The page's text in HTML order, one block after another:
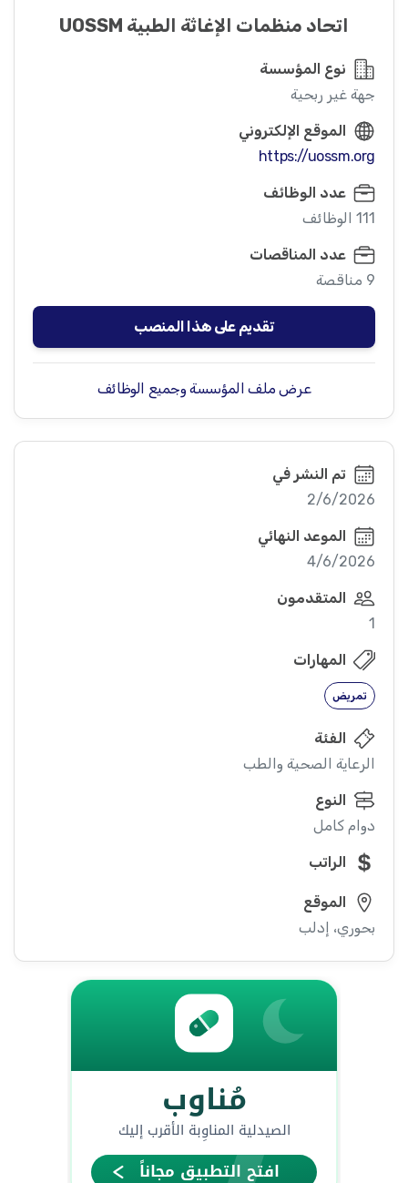
اتحاد منظمات الإغاثة الطبية UOSSM
نوع المؤسسة
جهة غير ربحية
الموقع الإلكتروني
https://uossm.org
عدد الوظائف
111 الوظائف
عدد المناقصات
9 مناقصة
تقديم على هذا المنصب
عرض ملف المؤسسة وجميع الوظائف
تم النشر في
2/6/2026
الموعد النهائي
4/6/2026
المتقدمون
1
المهارات
تمريض
الفئة
الرعاية الصحية والطب
النوع
دوام كامل
الراتب
الموقع
بحوري، إدلب